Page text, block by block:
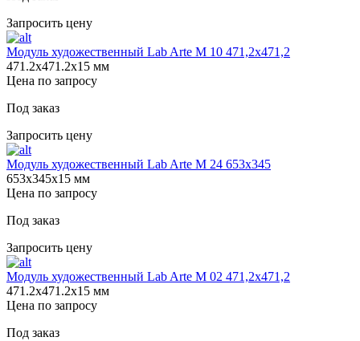
Запросить цену
Модуль художественный Lab Arte М 10 471,2х471,2
471.2х471.2х15 мм
Цена по запросу
Под заказ
Запросить цену
Модуль художественный Lab Arte М 24 653х345
653х345х15 мм
Цена по запросу
Под заказ
Запросить цену
Модуль художественный Lab Arte М 02 471,2х471,2
471.2х471.2х15 мм
Цена по запросу
Под заказ